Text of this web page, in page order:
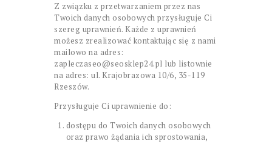
Z związku z przetwarzaniem przez nas
Twoich danych osobowych przysługuje Ci
szereg uprawnień. Każde z uprawnień
możesz zrealizować kontaktując się z nami
mailowo na adres:
zapleczaseo@seosklep24.pl lub listownie
na adres: ul. Krajobrazowa 10/6, 35-119
Rzeszów.
Przysługuje Ci uprawnienie do:
dostępu do Twoich danych osobowych
oraz prawo żądania ich sprostowania,